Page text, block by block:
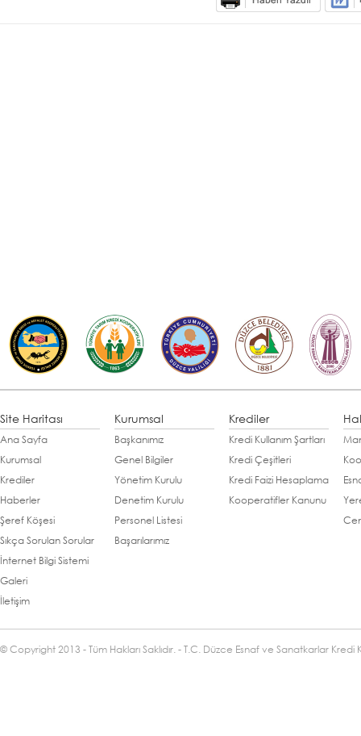
Site Haritası
Ana Sayfa
Kurumsal
Krediler
Haberler
Şeref Köşesi
Sıkça Sorulan Sorular
İnternet Bilgi Sistemi
Galeri
İletişim
Kurumsal
Başkanımız
Genel Bilgiler
Yönetim Kurulu
Denetim Kurulu
Personel Listesi
Başarılarımız
Krediler
Kredi Kullanım Şartları
Kredi Çeşitleri
Kredi Faizi Hesaplama
Kooperatifler Kanunu
© Copyright 2013 - Tüm Hakları Saklıdır. - T.C. Düzce Esnaf ve Sanatkarlar